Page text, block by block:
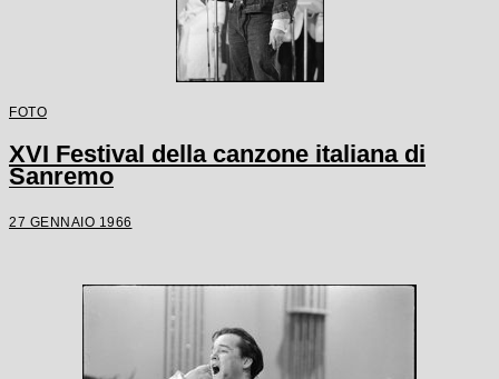
FOTO
XVI Festival della canzone italiana di
Sanremo
27 GENNAIO 1966